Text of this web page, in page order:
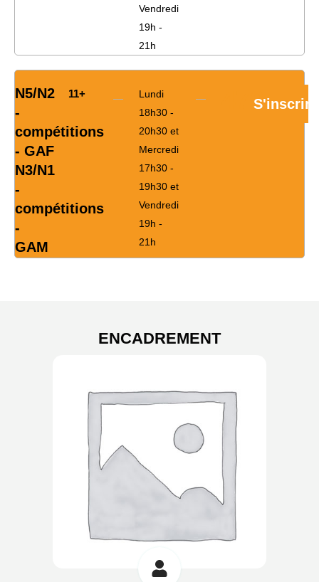
Vendredi
19h -
21h
N5/N2
-
compétitions
- GAF
N3/N1
-
compétitions
-
GAM
11+
Lundi
18h30 -
20h30 et
Mercredi
17h30 -
19h30 et
Vendredi
19h -
21h
470€
S'inscrire
ENCADREMENT